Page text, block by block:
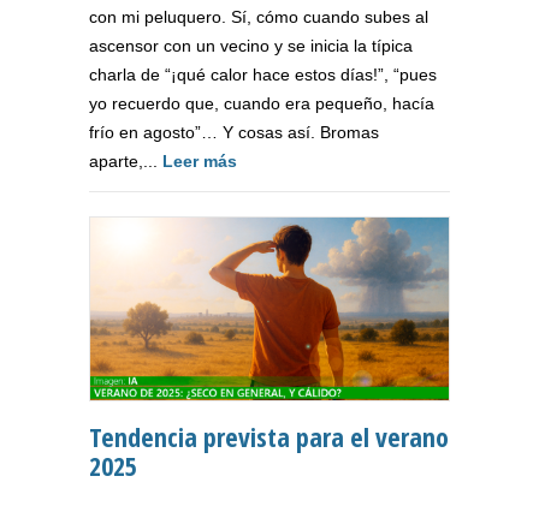
con mi peluquero. Sí, cómo cuando subes al
ascensor con un vecino y se inicia la típica
charla de “¡qué calor hace estos días!”, “pues
yo recuerdo que, cuando era pequeño, hacía
frío en agosto”… Y cosas así. Bromas
aparte,... Leer más
Tendencia prevista para el verano
2025